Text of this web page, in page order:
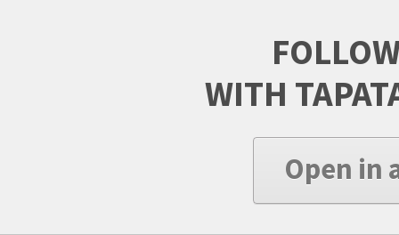
WITH
Open in